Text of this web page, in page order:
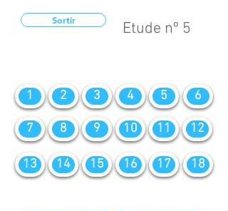
Sortir Etude nº 5
1 2 3 4 5 6
7 8 9 10 11 12
13 14 15 16 17 18